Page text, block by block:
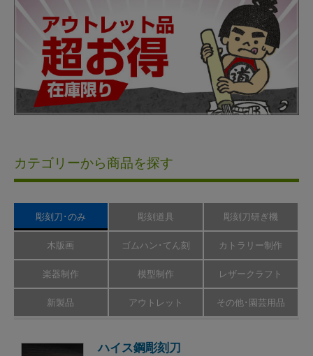
カテゴリーから商品を探す
彫刻刀･のみ 彫刻道具 彫刻刀研ぎ機
木版画 ゴムハン･てん刻 カトラリー制作
楽器制作 模型制作 レザークラフト
新製品 アウトレット その他･園芸用品
ハイス鋼彫刻刀